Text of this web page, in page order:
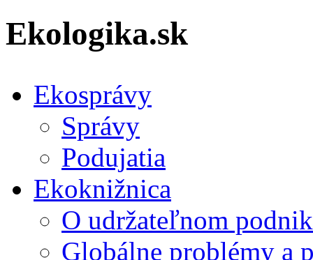
Ekologika.sk
Ekosprávy
Správy
Podujatia
Ekoknižnica
O udržateľnom
Globálne problémy a